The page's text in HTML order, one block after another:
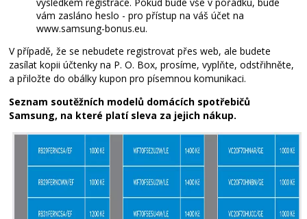
vám zasláno heslo - pro přístup na váš účet na
www.samsung-bonus.eu.
V případě, že se nebudete registrovat přes web, ale budete
zasílat kopii účtenky na P. O. Box, prosíme, vyplňte, odstřihněte,
a přiložte do obálky kupon pro písemnou komunikaci.
Seznam soutěžních modelů domácích spotřebičů
Samsung, na které platí sleva za jejich nákup.